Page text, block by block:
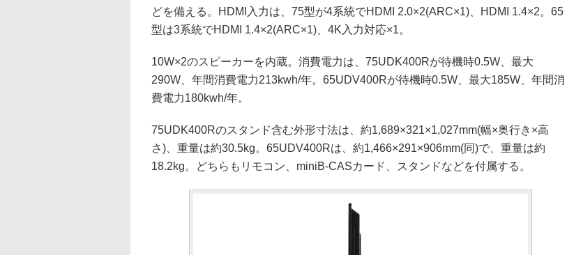
どを備える。HDMI入力は、75型が4系統でHDMI 2.0×2(ARC×1)、HDMI 1.4×2。65
型は3系統でHDMI 1.4×2(ARC×1)、4K入力対応×1。
10W×2のスピーカーを内蔵。消費電力は、75UDK400Rが待機時0.5W、最大
290W、年間消費電力213kwh/年。65UDV400Rが待機時0.5W、最大185W、年間消
費電力180kwh/年。
75UDK400Rのスタンド含む外形寸法は、約1,689×321×1,027mm(幅×奥行き×高
さ)、重量は約30.5kg。65UDV400Rは、約1,466×291×906mm(同)で、重量は約
18.2kg。どちらもリモコン、miniB-CASカード、スタンドなどを付属する。